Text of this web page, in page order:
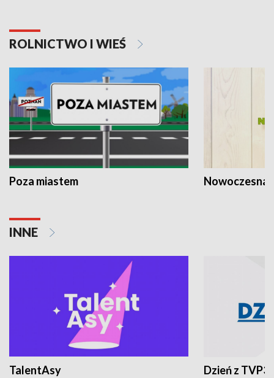
ROLNICTWO I WIEŚ
Poza miastem Nowoczesna
INNE
TalentAsy Dzień z TVP3